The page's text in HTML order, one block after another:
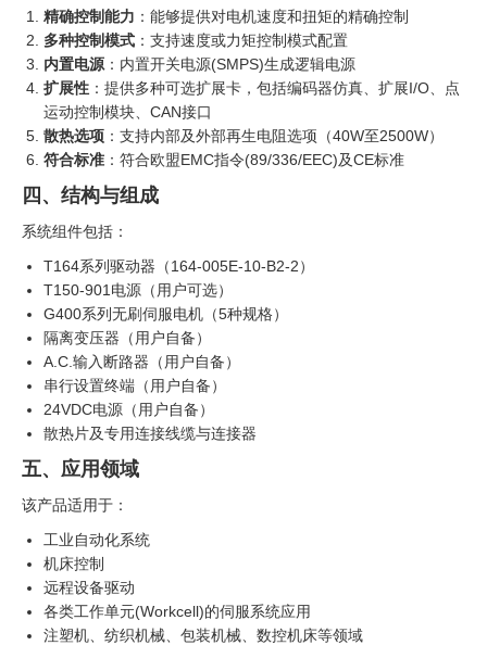
精确控制能力 ：能够提供对电机速度和扭矩的精确控制
多种控制模式 ：支持速度或力矩控制模式配置
内置电源 ：内置开关电源(SMPS)生成逻辑电源
扩展性 ：提供多种可选扩展卡，包括编码器仿真、扩展I/O、点
运动控制模块、CAN接口
散热选项 ：支持内部及外部再生电阻选项（40W至2500W）
符合标准 ：符合欧盟EMC指令(89/336/EEC)及CE标准
四、结构与组成
系统组件包括：
T164系列驱动器（164-005E-10-B2-2）
T150-901电源（用户可选）
G400系列无刷伺服电机（5种规格）
隔离变压器（用户自备）
A.C.输入断路器（用户自备）
串行设置终端（用户自备）
24VDC电源（用户自备）
散热片及专用连接线缆与连接器
五、应用领域
该产品适用于：
工业自动化系统
机床控制
远程设备驱动
各类工作单元(Workcell)的伺服系统应用
注塑机、纺织机械、包装机械、数控机床等领域